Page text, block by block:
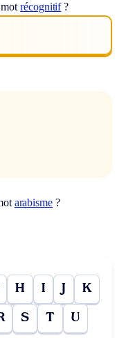
motrécognitif?
arabisme?
H I J K
S T U